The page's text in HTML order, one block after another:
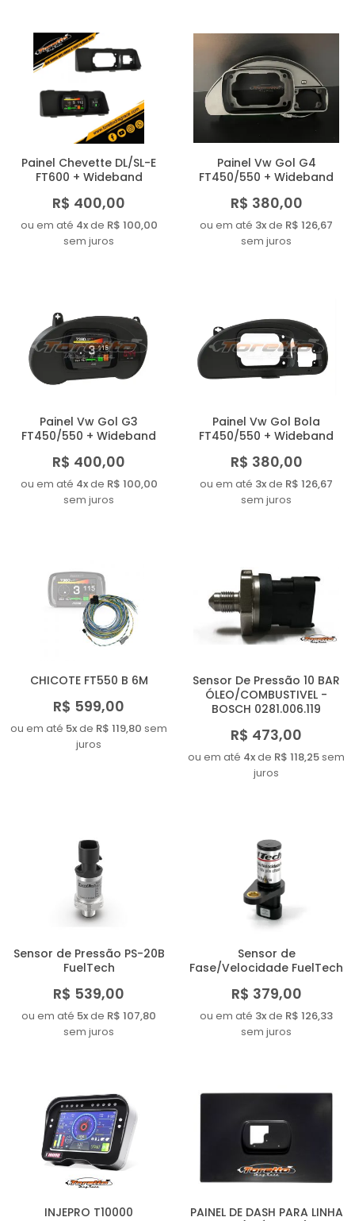
Painel Chevette DL/SL-E
FT600 + Wideband
R$ 400,00
ou em até 4xde R$ 100,00
sem juros
Painel Vw Gol G4
FT450/550 + Wideband
R$ 380,00
ou em até 3xde R$ 126,67
sem juros
Painel Vw Gol G3
FT450/550 + Wideband
R$ 400,00
ou em até 4xde R$ 100,00
sem juros
Painel Vw Gol Bola
FT450/550 + Wideband
R$ 380,00
ou em até 3xde R$ 126,67
sem juros
CHICOTE FT550 B 6M
R$ 599,00
ou em até 5xde R$ 119,80 sem
juros
Sensor De Pressão 10 BAR
ÓLEO/COMBUSTIVEL -
BOSCH 0281.006.119
R$ 473,00
ou em até 4xde R$ 118,25sem
juros
Sensor de Pressão PS-20B
FuelTech
R$ 539,00
ou em até 5xde R$ 107,80
sem juros
Sensor de
Fase/Velocidade FuelTech
R$ 379,00
ou em até 3xde R$ 126,33
sem juros
INJEPRO T10000
PAINEL DE DASH PARA LINHA